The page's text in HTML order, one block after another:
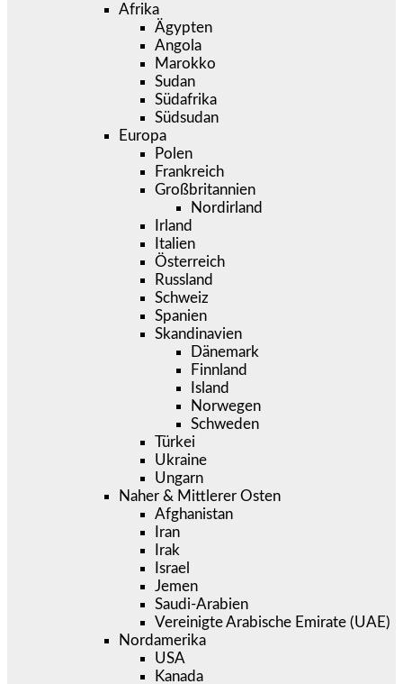
Afrika
Ägypten
Angola
Marokko
Sudan
Südafrika
Südsudan
Europa
Polen
Frankreich
Großbritannien
Nordirland
Irland
Italien
Österreich
Russland
Schweiz
Spanien
Skandinavien
Dänemark
Finnland
Island
Norwegen
Schweden
Türkei
Ukraine
Ungarn
Naher & Mittlerer Osten
Afghanistan
Iran
Irak
Israel
Jemen
Saudi-Arabien
Vereinigte Arabische Emirate (UAE)
Nordamerika
USA
Kanada